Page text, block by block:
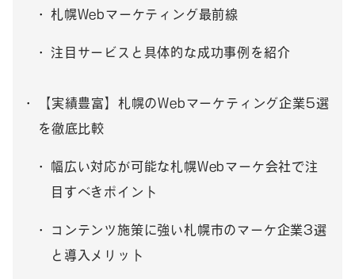
札幌Webマーケティング最前線
注目サービスと具体的な成功事例を紹介
【実績豊富】札幌のWebマーケティング企業5選
を徹底比較
幅広い対応が可能な札幌Webマーケ会社で注
目すべきポイント
コンテンツ施策に強い札幌市のマーケ企業3選
と導入メリット